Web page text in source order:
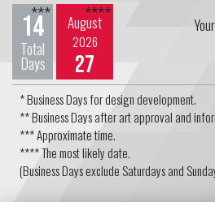
14
Total
Days
*** August
2026
27
****
* Business Days for design development.
** Business Days after art approval and
*** Approximate time.
**** The most likely date.
(Business Days exclude Saturdays and